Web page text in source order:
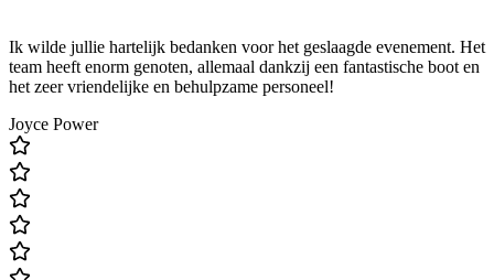
Ik wilde jullie hartelijk bedanken voor het geslaagde evenement. Het
team heeft enorm genoten, allemaal dankzij een fantastische boot en
het zeer vriendelijke en behulpzame personeel!
Joyce Power